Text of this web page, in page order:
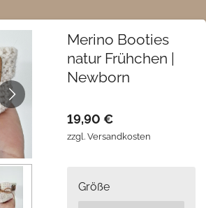
Merino Booties
natur Frühchen |
Newborn
19,90 €
zzgl. Versandkosten
Größe